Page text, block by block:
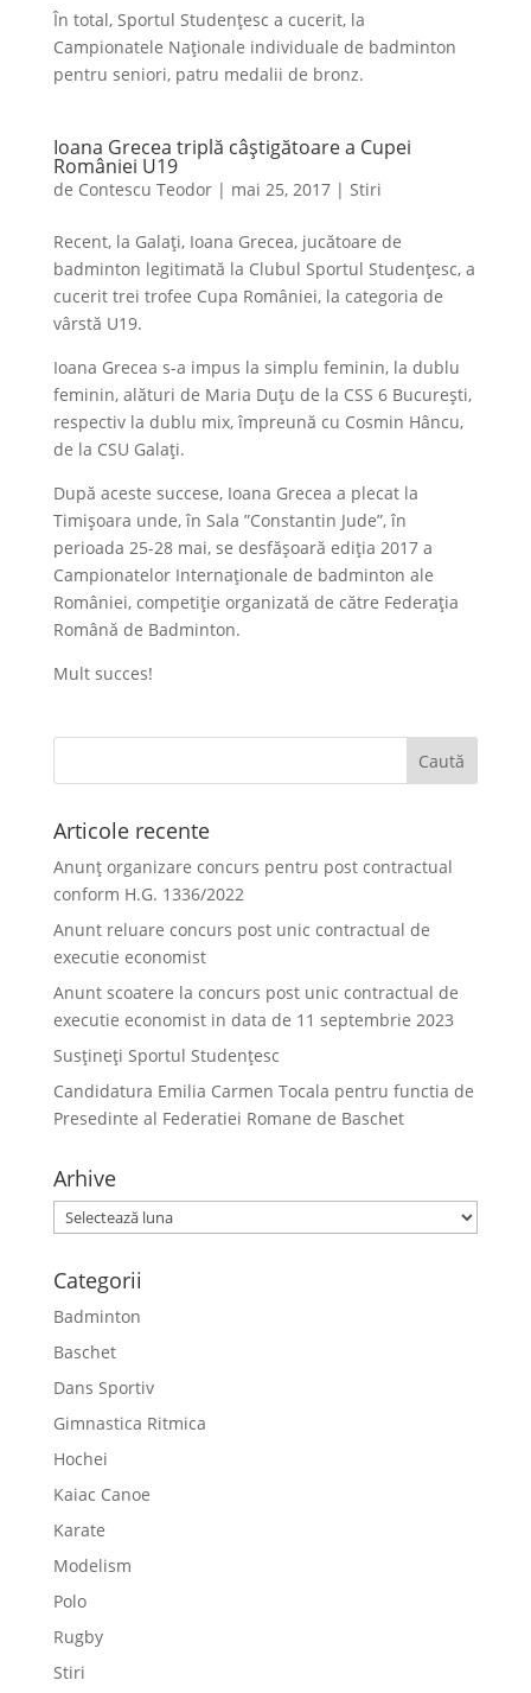
În total, Sportul Studențesc a cucerit, la
Campionatele Naționale individuale de badminton
pentru seniori, patru medalii de bronz.
Ioana Grecea triplă câștigătoare a Cupei
României U19
de Contescu Teodor| mai 25, 2017| Stiri
Recent, la Galați, Ioana Grecea, jucătoare de
badminton legitimată la Clubul Sportul Studențesc, a
cucerit trei trofee Cupa României, la categoria de
vârstă U19.
Ioana Grecea s-a impus la simplu feminin, la dublu
feminin, alături de Maria Duțu de la CSS 6 București,
respectiv la dublu mix, împreună cu Cosmin Hâncu,
de la CSU Galați.
După aceste succese, Ioana Grecea a plecat la
Timișoara unde, în Sala ”Constantin Jude”, în
perioada 25-28 mai, se desfășoară ediția 2017 a
Campionatelor Internaționale de badminton ale
României, competiție organizată de către Federația
Română de Badminton.
Mult succes!
Articole recente
Anunț organizare concurs pentru post contractual
conform H.G. 1336/2022
Anunt reluare concurs post unic contractual de
executie economist
Anunt scoatere la concurs post unic contractual de
executie economist in data de 11 septembrie 2023
Susțineți Sportul Studențesc
Candidatura Emilia Carmen Tocala pentru functia de
Presedinte al Federatiei Romane de Baschet
Arhive
Arhive
Categorii
Badminton
Baschet
Dans Sportiv
Gimnastica Ritmica
Hochei
Kaiac Canoe
Karate
Modelism
Polo
Rugby
Stiri